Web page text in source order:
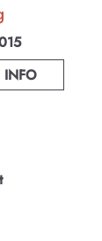
INFO